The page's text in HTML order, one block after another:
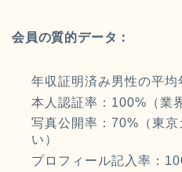
会員の質的データ：
年収証明済み男性の平
本人認証率：100%（業
写真公開率：70%（東
い）
プロフィール記入率：